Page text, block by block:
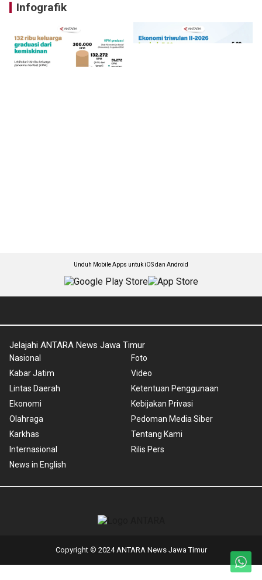
Infografik
Unduh Mobile Apps untuk iOS dan Android
Jelajahi ANTARA News Jawa Timur
Nasional
Kabar Jatim
Lintas Daerah
Ekonomi
Olahraga
Karkhas
Internasional
News in English
Foto
Video
Ketentuan Penggunaan
Kebijakan Privasi
Pedoman Media Siber
Tentang Kami
Rilis Pers
Copyright © 2024 ANTARA News Jawa Timur